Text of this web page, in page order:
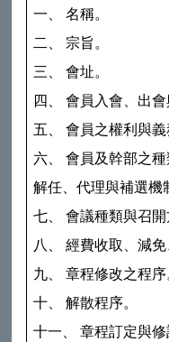
一、 名稱。
二、 宗旨。
三、 會址。
四、 會員入會、出會
五、 會員之權利與義
六、 會員及幹部之
解任、代理與補選機
七、 會議種類與召開
八、 經費收取、減
九、 章程修改之程序
十、 解散程序。
十一、 章程訂定與修